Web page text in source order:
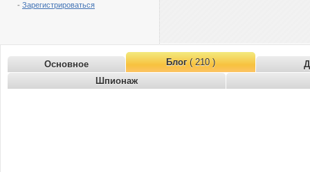
- Зарегистрироваться
Основное Блог( 210 )
Шпионаж